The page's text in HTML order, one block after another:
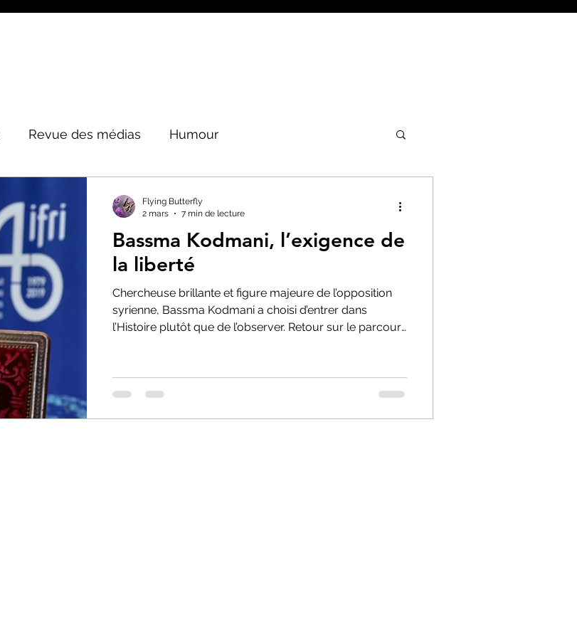
Revue des médias Humour
Bassma Kodmani, l’exigence de
la liberté
Chercheuse brillante et figure majeure de l’opposition
syrienne, Bassma Kodmani a choisi d’entrer dans
l’Histoire plutôt que de l’observer. Retour sur le parcours
Flying Butterfly
2 mars
7 min de lecture